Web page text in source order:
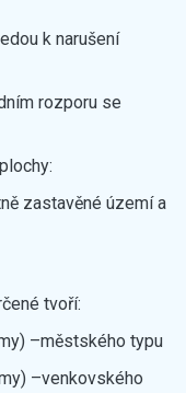
k narušení
rozporu se
zastavěné území a
tvoří:
–městského typu
–venkovského